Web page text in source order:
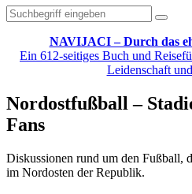
NAVIJACI – Durch das
Ein 612-seitiges Buch und
Leidenschaft
Nordostfußball –
Fans
Diskussionen rund um den Fußball,
im Nordosten der Republik.